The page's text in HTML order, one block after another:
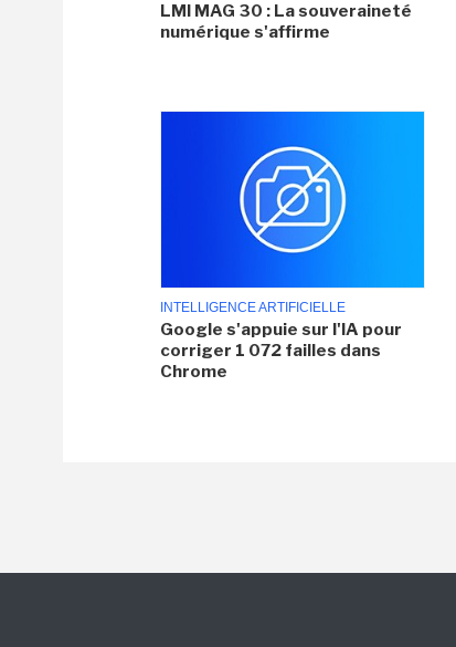
LMI MAG 30 : La souveraineté
numérique s'affirme
INTELLIGENCE ARTIFICIELLE
Google s'appuie sur l'IA pour
corriger 1 072 failles dans
Chrome